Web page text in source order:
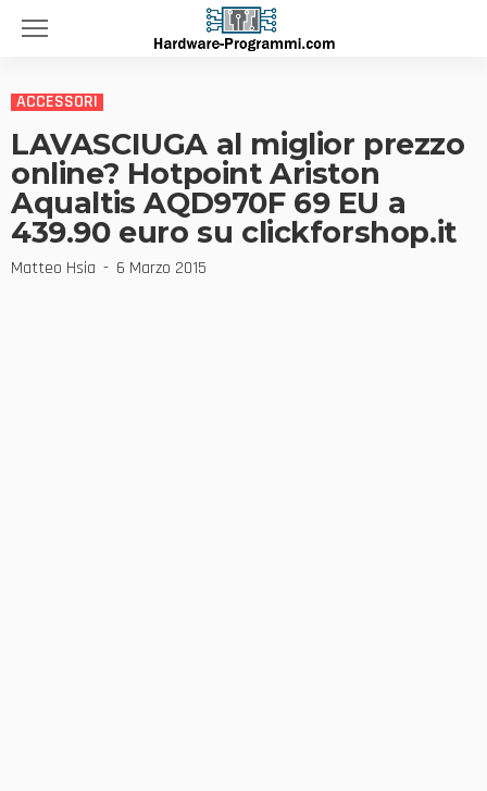
ACCESSORI
LAVASCIUGA al miglior prezzo
online? Hotpoint Ariston
Aqualtis AQD970F 69 EU a
439.90 euro su clickforshop.it
Matteo Hsia 6 Marzo 2015